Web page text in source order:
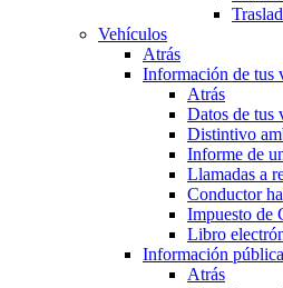
Vehículos
Atrás
Información de tus
Atrás
Datos de tus
Distintivo
Informe de
Llamadas a
Conductor
Impuesto
Libro
Información
Atrás